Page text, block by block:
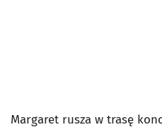
Margaret rusza w trasę